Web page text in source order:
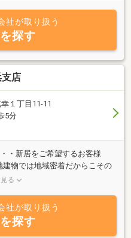
社が取り扱う
探す
店
１丁目11-11
5分
・新居をご希望するお客様
物では地域密着だからこその
なハートとフットワークの良
る
社が取り扱う
探す